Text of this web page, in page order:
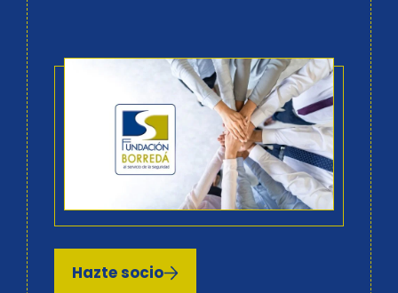
Hazte socio